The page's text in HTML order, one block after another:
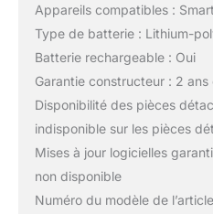
Appareils compatibles :
Type de batterie : Lithium-
Batterie rechargeable : Oui
Garantie constructeur : 2
Disponibilité des pièces
indisponible sur les pièces
Mises à jour logicielles
non disponible
Numéro du modèle de